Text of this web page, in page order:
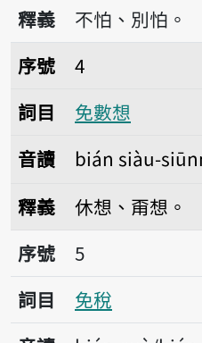
釋義
不怕、別怕。
序號4免數想
序號
4
詞目
免數想
音讀
bián siàu-
釋義
休想、甭想。
序號5免稅
序號
5
詞目
免稅